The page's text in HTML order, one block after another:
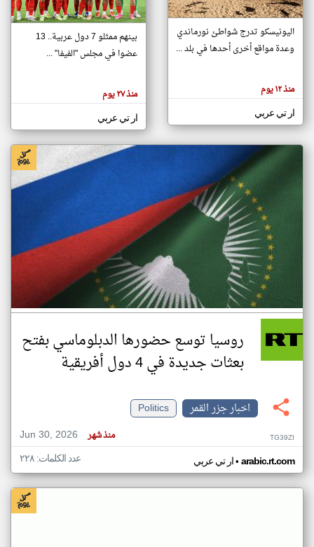
تغيير الدولة
اخبار جزر القمر على مدار الساعة
أهم اخبار جزر القمر العاجلة والمباشرة
هنا عن
وجهة
كاتبيها.
اليونيسكو تدرج شواطئ نورماندي
وعدة مواقع أخرى أحدها في بلد ...
منذ ١٢ يوم
ار تي عربي
بينهم ممثلو 7 دول عربية.. 13
عضوا في مجلس "الفيفا" ...
منذ ٢٧ يوم
ار تي عربي
روسيا توسع حضورها الدبلوماسي بفتح
بعثات جديدة في 4 دول أفريقية
اخبار جزر القمر
Politics
Jun 30, 2026
منذ شهر TG39ZI
ار تي عربي• arabic.rt.com عدد الكلمات: ٢٢٨
klyoum.com